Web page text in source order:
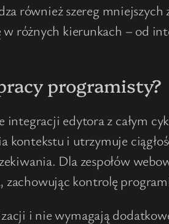
również szereg
różnych kierunkach – od
programisty?
integracji edytora z całym
kontekstu i utrzymuje
Dla zespołów
zachowując kontrolę
i nie wymagają